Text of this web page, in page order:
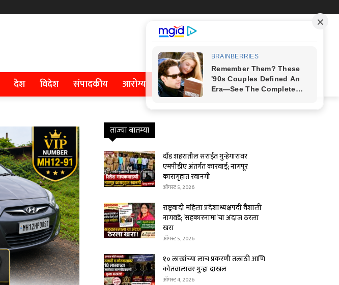
देश विदेश संपादकीय आरोग्य
ताज्या बातम्या
दौंड शहरातील सराईत गुन्हेगारावर
एमपीडीए अंतर्गत कारवाई; नागपूर
कारागृहात रवानगी
ऑगस्ट 5, 2026
राष्ट्रवादी महिला प्रदेशाध्यक्षपदी वैशाली
नागवडे; ‘सहकारनामा’चा अंदाज ठरला
खरा
ऑगस्ट 5, 2026
१० लाखांच्या लाच प्रकरणी तलाठी आणि
कोतवालावर गुन्हा दाखल
ऑगस्ट 4, 2026